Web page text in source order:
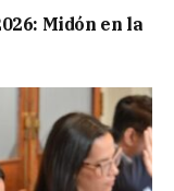
Midón en la